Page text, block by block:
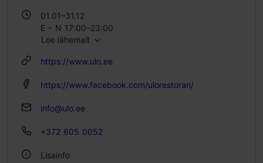
01.01–31.12
E – N 17:00–23:00
R – L 12:00–00:00
Loe lähemalt
https://www.ulo.ee
https://www.facebook.com/ulorestoran/
info@ulo.ee
+372 605 0052
Lisainfo